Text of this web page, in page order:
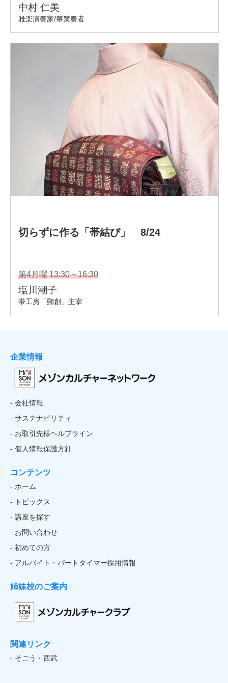
企業情報
- 会社情報
- サステナビリティ
- お取引先様ヘルプライン
- 個人情報保護方針
コンテンツ
- ホーム
- トピックス
- 講座を探す
- お問い合わせ
- 初めての方
- アルバイト・パートタイマー採用情報
姉妹校のご案内
関連リンク
- そごう・西武